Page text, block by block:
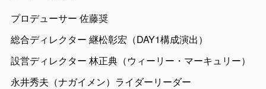
プロデューサー 佐藤奨
総合ディレクター 継松彰宏（DAY1構成演出）
設営ディレクター 林正典（ウィーリー・マーキュリー）
永井秀夫（ナガイメン）ライダーリーダー